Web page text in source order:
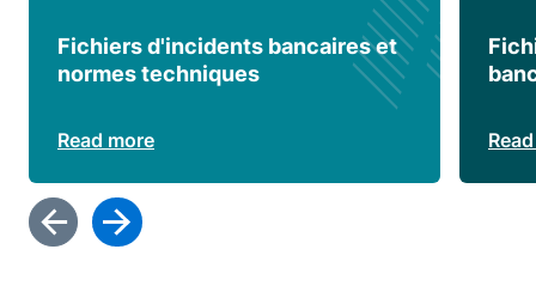
Fichiers d'incidents bancaires et
normes techniques
Read more